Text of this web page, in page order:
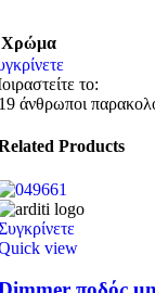
Χρώμα
το:
άνθρωποι
Products
view